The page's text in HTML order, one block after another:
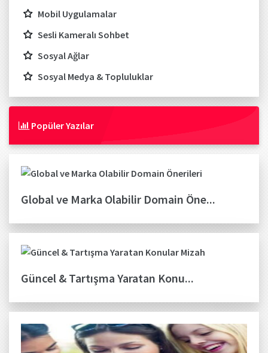
Mobil Uygulamalar
Sesli Kameralı Sohbet
Sosyal Ağlar
Sosyal Medya & Topluluklar
Popüler Yazılar
Global ve Marka Olabilir Domain Öne...
Güncel & Tartışma Yaratan Konu...